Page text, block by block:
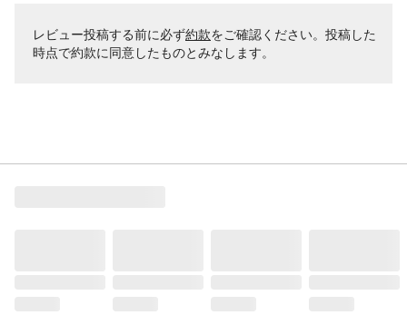
レビュー投稿する前に必ず約款をご確認ください。投稿した
時点で約款に同意したものとみなします。